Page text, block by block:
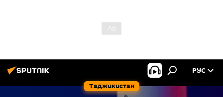
Таджикистан
РУС